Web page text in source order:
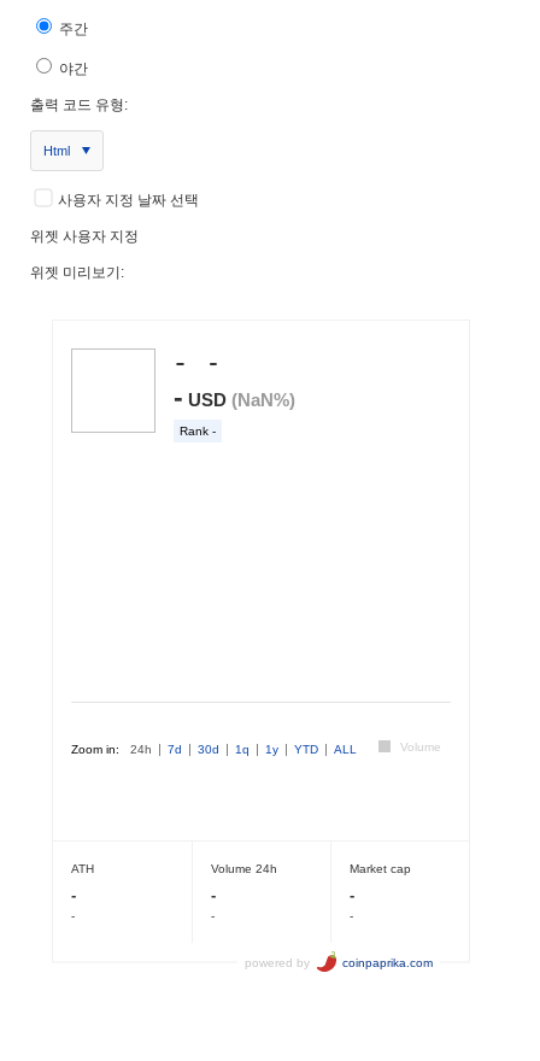
주간
야간
출력 코드 유형:
Html
사용자 지정 날짜 선택
위젯 사용자 지정
위젯 미리보기: